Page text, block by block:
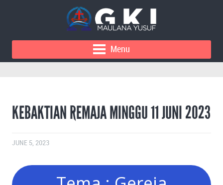
Menu
KEBAKTIAN REMAJA MINGGU 11 JUNI 2023
JUNE 5, 2023